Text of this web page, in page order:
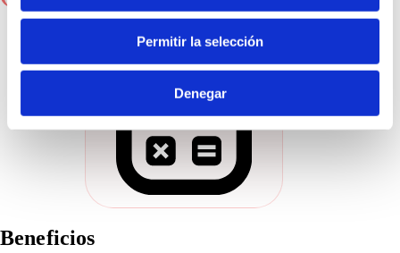
Permitir la selección
Denegar
Beneficios